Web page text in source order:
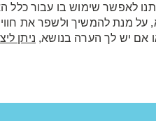
לאפשר שימוש בו עבור כלל
על מנת להמשיך ולשפר את
אם יש לך הערה בנושא, ניתן